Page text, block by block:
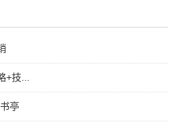
+技...
亭